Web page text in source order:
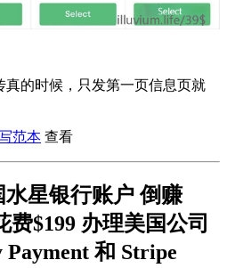
的时候，只发第一页信息页就
范本 查看
星银行账户 倒赚
费$199 办理美国公司
和 Stripe